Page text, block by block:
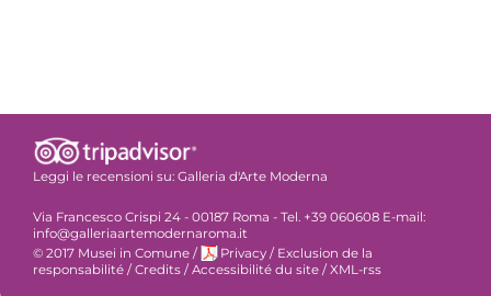
Leggi le recensioni su: Galleria d'Arte Moderna
Via Francesco Crispi 24 - 00187 Roma - Tel. +39 060608 E-mail:
info@galleriaartemodernaroma.it
© 2017 Musei in Comune / Privacy / Exclusion de la
responsabilité / Credits / Accessibilité du site / XML-rss